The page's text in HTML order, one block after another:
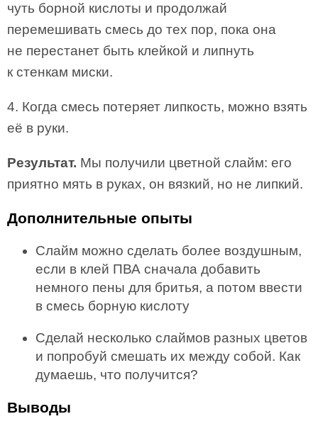
чуть борной кислоты и продолжай
перемешивать смесь до тех пор, пока она
не перестанет быть клейкой и липнуть
к стенкам миски.
4. Когда смесь потеряет липкость, можно взять
её в руки.
Результат. Мы получили цветной слайм: его
приятно мять в руках, он вязкий, но не липкий.
Дополнительные опыты
Слайм можно сделать более воздушным,
если в клей ПВА сначала добавить
немного пены для бритья, а потом ввести
в смесь борную кислоту
Сделай несколько слаймов разных цветов
и попробуй смешать их между собой. Как
думаешь, что получится?
Выводы